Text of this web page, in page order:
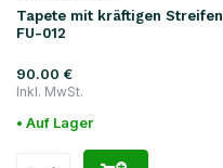
Tapete mit kräftigen Streifen
FU-012
90.00 €
Inkl. MwSt.
• Auf Lager